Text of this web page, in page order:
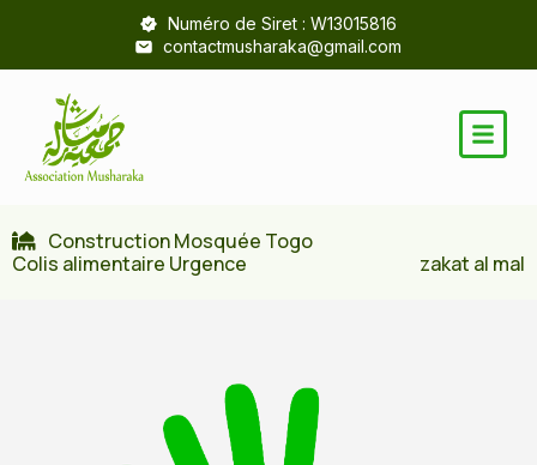
Numéro de Siret : W13015816
contactmusharaka@gmail.com
Construction Mosquée Togo
Colis alimentaire Urgence
zakat al mal